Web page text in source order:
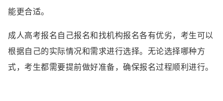
能更合适。
成人高考报名自己报名和找机构报名各有优劣，考生可以
根据自己的实际情况和需求进行选择。无论选择哪种方
式，考生都需要提前做好准备，确保报名过程顺利进行。